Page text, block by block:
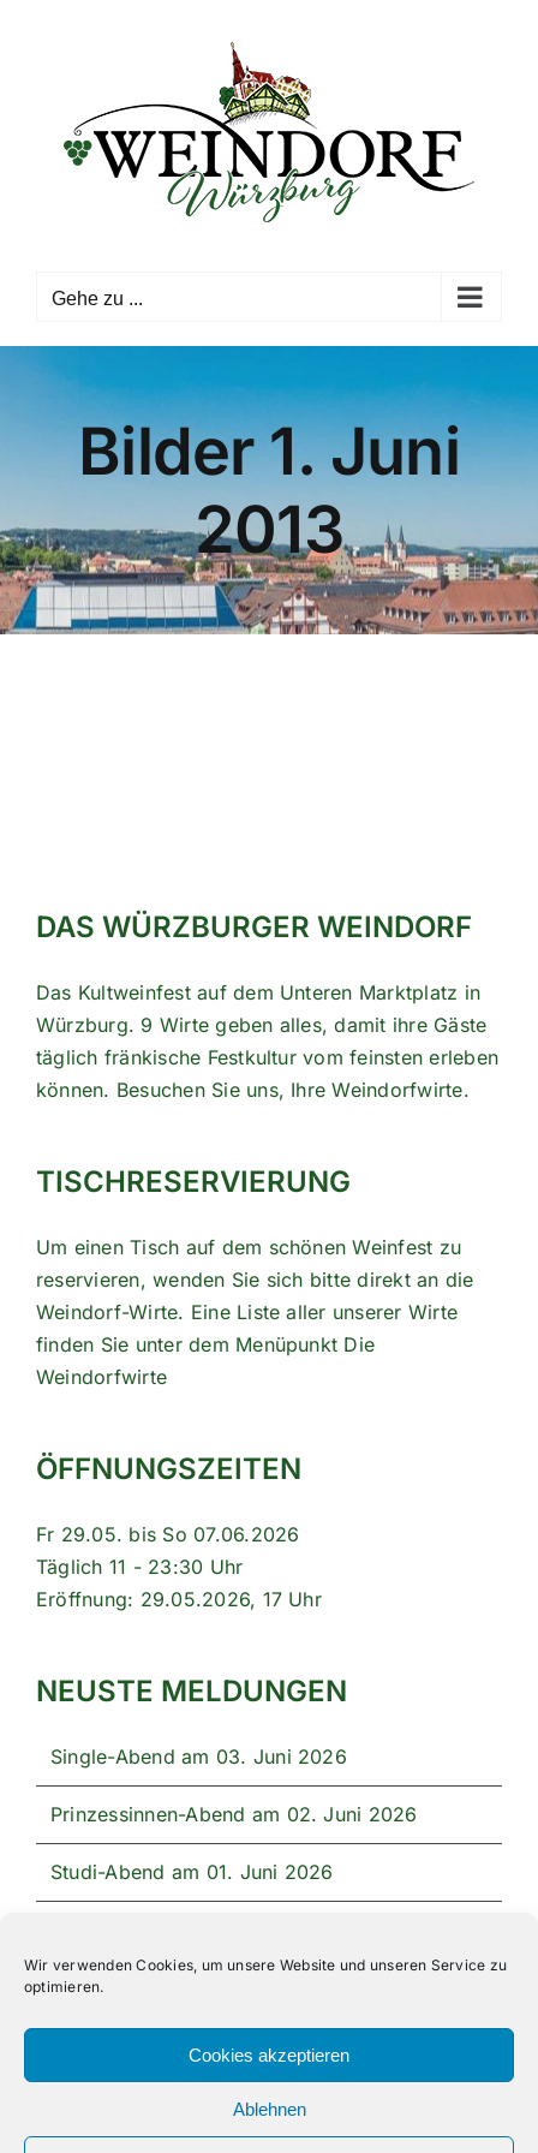
Wir verwenden Cookies, um unsere Website und unseren Service zu
optimieren.
Cookies akzeptieren
Ablehnen
Gehe zu ...
Bilder 1. Juni
2013
DAS WÜRZBURGER WEINDORF
Das Kultweinfest auf dem Unteren Marktplatz in
Würzburg. 9 Wirte geben alles, damit ihre Gäste
täglich fränkische Festkultur vom feinsten erleben
können. Besuchen Sie uns, Ihre Weindorfwirte.
TISCHRESERVIERUNG
Um einen Tisch auf dem schönen Weinfest zu
reservieren, wenden Sie sich bitte direkt an die
Weindorf-Wirte. Eine Liste aller unserer Wirte
finden Sie unter dem Menüpunkt Die
Weindorfwirte
ÖFFNUNGSZEITEN
Fr 29.05. bis So 07.06.2026
Täglich 11 - 23:30 Uhr
Eröffnung: 29.05.2026, 17 Uhr
NEUSTE MELDUNGEN
Single-Abend am 03. Juni 2026
Prinzessinnen-Abend am 02. Juni 2026
Studi-Abend am 01. Juni 2026
All Rights Reserved | Powered byAngesagt GmbH|